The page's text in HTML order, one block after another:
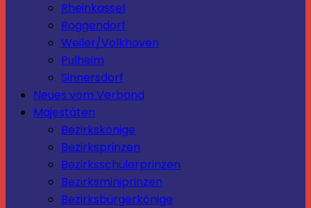
Rheinkassel
Roggendorf
Weiler/Volkhoven
Pulheim
Sinnersdorf
Neues vom Verband
Majestäten
Bezirkskönige
Bezirksprinzen
Bezirksschülerprinzen
Bezirksminiprinzen
Bezirksbürgerkönige